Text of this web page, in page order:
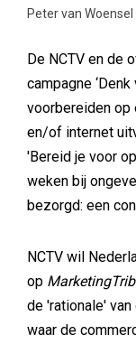
Peter van Woensel
De NCTV en de
campagne
voorbereiden op
en/of internet
'Bereid je voor
weken bij
bezorgd: een
NCTV wil
op
de 'rationale'
waar de